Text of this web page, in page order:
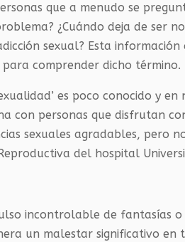
que a menudo se
¿Cuándo deja de ser
sexual? Esta información
comprender dicho término.
es poco conocido y
con personas que disfrutan
sexuales agradables, pero
del hospital
incontrolable de fantasías
un malestar significativo en